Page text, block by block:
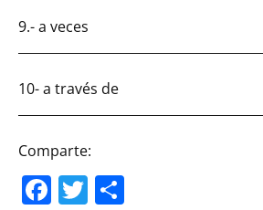
9.- a veces
10- a través de
Comparte:
Facebook
Twitter